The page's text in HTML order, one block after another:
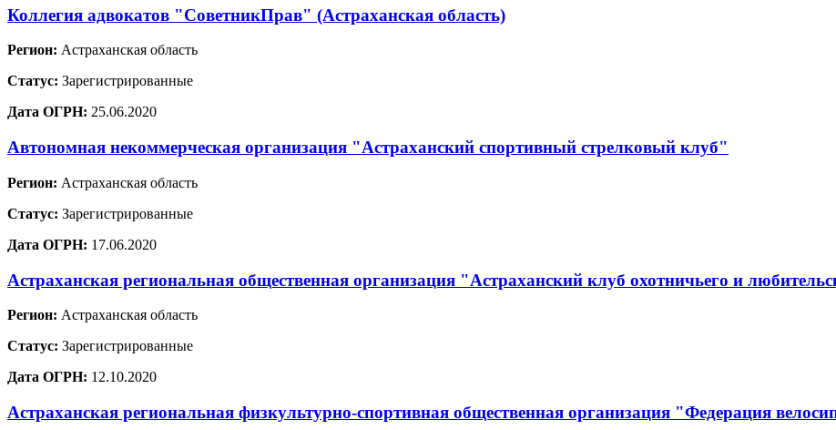
Коллегия адвокатов "СоветникПрав" (Астраханская область)
Регион: Астраханская область
Статус: Зарегистрированные
Дата ОГРН: 25.06.2020
Автономная некоммерческая организация "Астраханский спортивный стрелковый клуб"
Регион: Астраханская область
Статус: Зарегистрированные
Дата ОГРН: 17.06.2020
Астраханская региональная общественная организация "Астраханский клуб охотничьего и
Регион: Астраханская область
Статус: Зарегистрированные
Дата ОГРН: 12.10.2020
Астраханская региональная физкультурно-спортивная общественная организация "Федерация